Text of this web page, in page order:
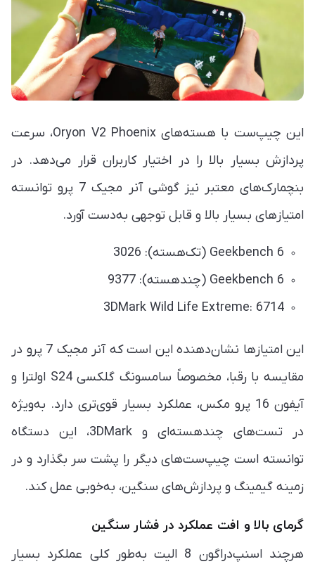
این چیپ‌ست با هسته‌های Oryon V2 Phoenix، سرعت
پردازش بسیار بالا را در اختیار کاربران قرار می‌دهد. در
بنچمارک‌های معتبر نیز گوشی آنر مجیک 7 پرو توانسته
امتیازهای بسیار بالا و قابل توجهی به‌دست آورد.
Geekbench 6 (تک‌هسته): 3026
Geekbench 6 (چند‌هسته): 9377
3DMark Wild Life Extreme: 6714
این امتیازها نشان‌دهنده این است که آنر مجیک 7 پرو در
مقایسه با رقبا، مخصوصاً سامسونگ گلکسی S24 اولترا و
آیفون 16 پرو مکس، عملکرد بسیار قوی‌تری دارد. به‌ویژه
در تست‌های چند‌هسته‌ای و 3DMark، این دستگاه
توانسته است چیپ‌ست‌های دیگر را پشت سر بگذارد و در
زمینه گیمینگ و پردازش‌های سنگین، به‌خوبی عمل کند.
گرمای بالا و افت عملکرد در فشار سنگین
هرچند اسنپ‌دراگون 8 الیت به‌طور کلی عملکرد بسیار